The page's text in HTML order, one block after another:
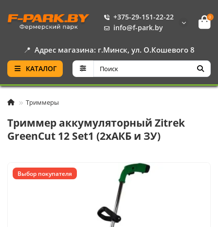
+375-29-151-22-22
info@f-park.by
0
📍 Адрес магазина: г.Минск, ул. О.Кошевого 8
КАТАЛОГ
Триммеры
Триммер аккумуляторный Zitrek
GreenCut 12 Set1 (2хАКБ и ЗУ)
Выбор покупателя